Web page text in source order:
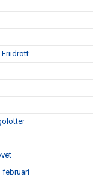
Friidrott
februari